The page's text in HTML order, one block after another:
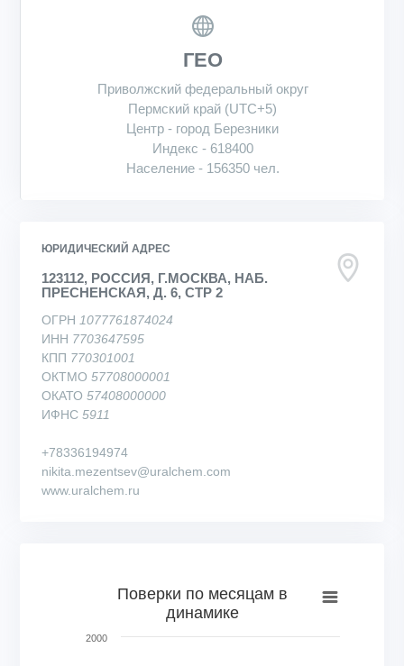
ГЕО
Приволжский федеральный округ
Пермский край (UTC+5)
Центр - город Березники
Индекс - 618400
Население - 156350 чел.
ЮРИДИЧЕСКИЙ АДРЕС
123112, РОССИЯ, Г.МОСКВА, НАБ.
ПРЕСНЕНСКАЯ, Д. 6, СТР 2
ОГРН 1077761874024
ИНН 7703647595
КПП 770301001
ОКТМО 57708000001
ОКАТО 57408000000
ИФНС 5911
+78336194974
nikita.mezentsev@uralchem.com
www.uralchem.ru
Bar chart with 72 bars.
View as data table, Поверки по месяцам в динамике
Поверки по месяцам в
динамике
2000